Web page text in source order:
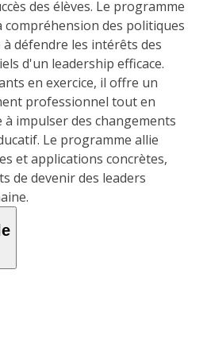
des élèves. Le programme
des politiques
défendre les intérêts des
d'un leadership efficace.
en exercice, il offre un
professionnel tout en
impulser des changements
Le programme allie
et applications concrètes,
de devenir des leaders